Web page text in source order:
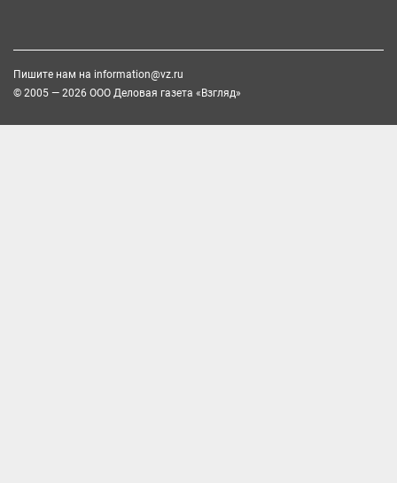
Пишите нам на information@vz.ru
© 2005 — 2026 ООО Деловая газета «Взгляд»